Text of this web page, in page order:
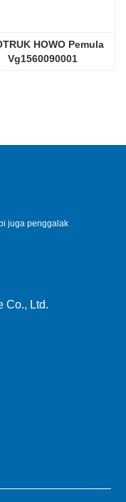
HOWO Pemula
Vg1560090001
juga penggalak
Co., Ltd.